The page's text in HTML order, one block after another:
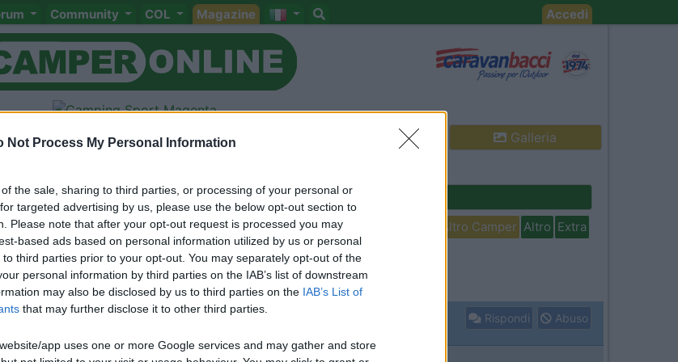
Not Process My Personal Information
the sale, sharing to third parties, or processing of your personal or
targeted advertising by us, please use the below opt-out section to
Please note that after your opt-out request is processed you may
based ads based on personal information utilized by us or personal
third parties prior to your opt-out. You may separately opt-out of the
personal information by third parties on the IAB’s list of downstream
may also be disclosed by us to third parties on the IAB’s List of
that may further disclose it to other third parties.
app uses one or more Google services and may gather and store
Community COL Magazine Accedi
Galleria
(Cadeo, Pontenure)
Cellula Accessori Eventi Leggi Comportamenti Disabili Altro Camper Altro Extra
Attivi
Rispondi Abuso